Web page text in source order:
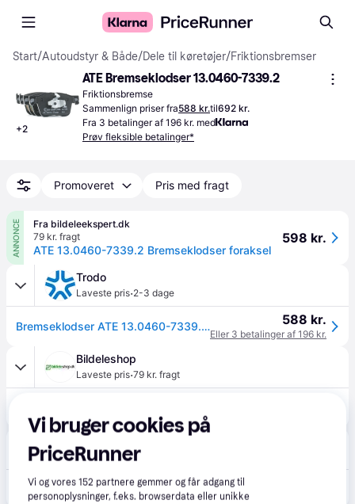
Start/Autoudstyr & Både/Dele til køretøjer/Friktionsbremser
+2
ATE Bremseklodser 13.0460-7339.2
Friktionsbremse
Sammenlign priser fra588 kr.til692 kr.
Fra 3 betalinger af 196 kr. med
Prøv fleksible betalinger*
Promoveret Pris med fragt
ANNONCE
Fra bildeleekspert.dk
79 kr. fragt
ATE 13.0460-7339.2 Bremseklodser foraksel
598 kr.
Trodo
Laveste pris·2-3 dage
Bremseklodser ATE 13.0460-7339.2. 588 kr.
Eller 3 betalinger af 196 kr.
Bildeleshop
Laveste pris·79 kr. fragt
79 kr. fragt
ATE 13.0460-7339.2 Bremseklodser foraksel
Vi bruger cookies på
PriceRunner
Vi og vores152 partnere gemmer og får adgang til
personoplysninger, f.eks. browserdata eller unikke